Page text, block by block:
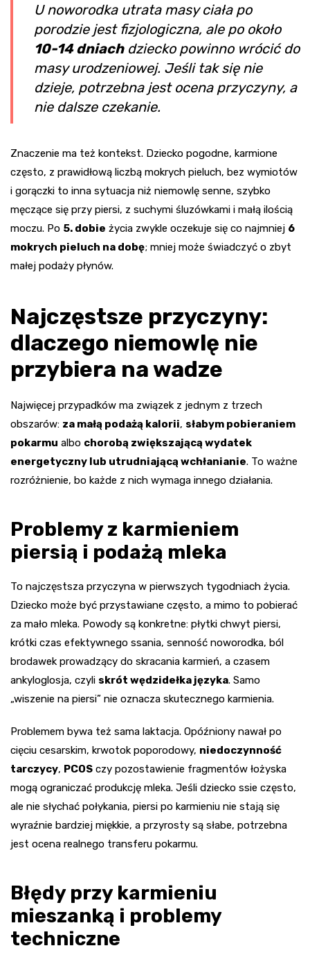
U noworodka utrata masy ciała po
porodzie jest fizjologiczna, ale po około
10-14 dniachdziecko powinno wrócić do
masy urodzeniowej. Jeśli tak się nie
dzieje, potrzebna jest ocena przyczyny, a
nie dalsze czekanie.
Znaczenie ma też kontekst. Dziecko pogodne, karmione
często, z prawidłową liczbą mokrych pieluch, bez wymiotów
i gorączki to inna sytuacja niż niemowlę senne, szybko
męczące się przy piersi, z suchymi śluzówkami i małą ilością
moczu. Po 5. dobie życia zwykle oczekuje się co najmniej 6
mokrych pieluch na dobę; mniej może świadczyć o zbyt
małej podaży płynów.
Najczęstsze przyczyny:
dlaczego niemowlę nie
przybiera na wadze
Najwięcej przypadków ma związek z jednym z trzech
obszarów: za małą podażą kalorii, słabym pobieraniem
pokarmu albo chorobą zwiększającą wydatek
energetyczny lub utrudniającą wchłanianie. To ważne
rozróżnienie, bo każde z nich wymaga innego działania.
Problemy z karmieniem
piersią i podażą mleka
To najczęstsza przyczyna w pierwszych tygodniach życia.
Dziecko może być przystawiane często, a mimo to pobierać
za mało mleka. Powody są konkretne: płytki chwyt piersi,
krótki czas efektywnego ssania, senność noworodka, ból
brodawek prowadzący do skracania karmień, a czasem
ankyloglosja, czyli skrót wędzidełka języka. Samo
„wiszenie na piersi” nie oznacza skutecznego karmienia.
Problemem bywa też sama laktacja. Opóźniony nawał po
cięciu cesarskim, krwotok poporodowy, niedoczynność
tarczycy, PCOS czy pozostawienie fragmentów łożyska
mogą ograniczać produkcję mleka. Jeśli dziecko ssie często,
ale nie słychać połykania, piersi po karmieniu nie stają się
wyraźnie bardziej miękkie, a przyrosty są słabe, potrzebna
jest ocena realnego transferu pokarmu.
Błędy przy karmieniu
mieszanką i problemy
techniczne